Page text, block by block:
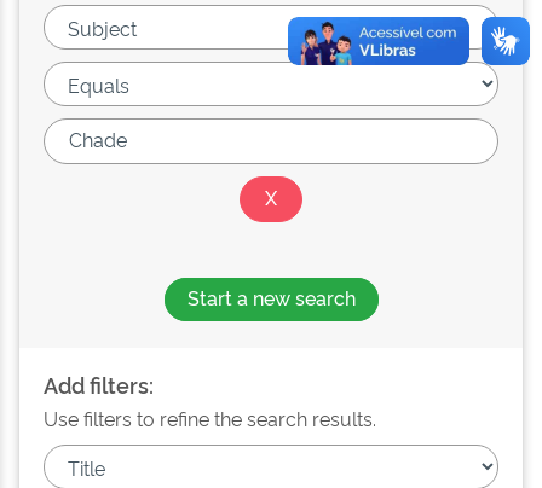
Start a new search
Add filters:
Use filters to refine the search results.